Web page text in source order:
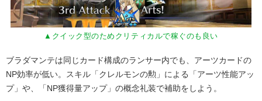
▲クイック型のためクリティカルで稼ぐのも良い
ブラダマンテは同じカード構成のランサー内でも、アーツカードの
NP効率が低い。スキル「クレルモンの勲」による「アーツ性能アッ
プ」や、「NP獲得量アップ」の概念礼装で補助をしよう。